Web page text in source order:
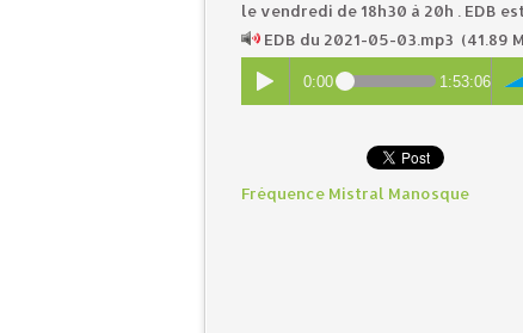
le vendredi de 18h30 à 20h . EDB
EDB du 2021-05-03.mp3 (41.89
0:00 1:53:06
Fréquence Mistral Manosque